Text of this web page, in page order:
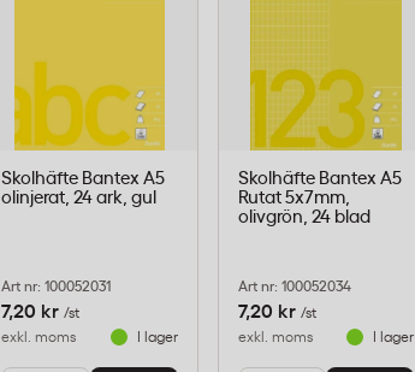
Skolhäfte Bantex A5
olinjerat, 24 ark, gul
Art nr: 100052031
7,20 kr /st
exkl. moms
I lager
Skolhäfte Bantex A5
Rutat 5x7mm,
olivgrön, 24 blad
Art nr: 100052034
7,20 kr /st
exkl. moms
I lager